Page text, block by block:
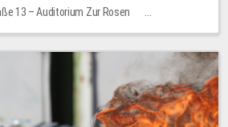
13 – Auditorium Zur Rosen